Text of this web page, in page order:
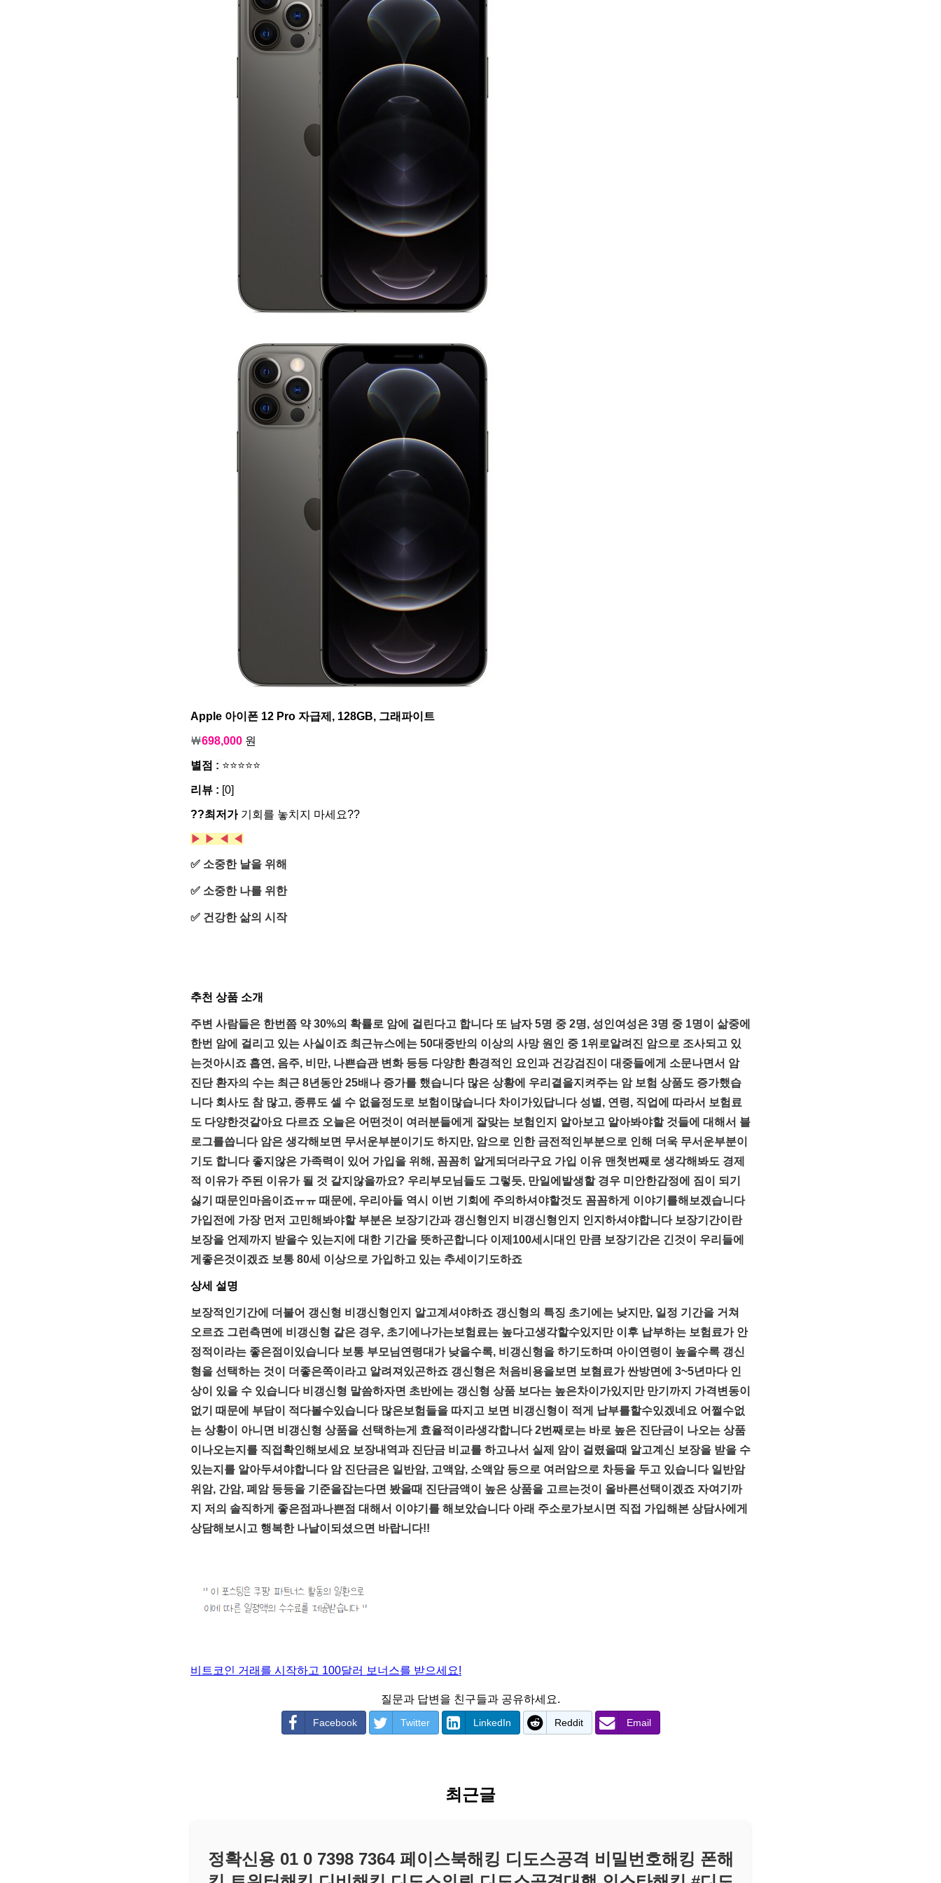
Apple 아이폰 12 Pro 자급제, 128GB, 그래파이트
￦698,000 원
별점 : ⭐⭐⭐⭐⭐
리뷰 : [0]
??최저가 기회를 놓치지 마세요??
▶ ▶ ◀ ◀
✅ 소중한 날을 위해
✅ 소중한 나를 위한
✅ 건강한 삶의 시작
추천 상품 소개
주변 사람들은 한번쯤 약 30%의 확률로 암에 걸린다고 합니다 또 남자 5명 중 2명, 성인여성은 3명 중 1명이 삶중에
한번 암에 걸리고 있는 사실이죠 최근뉴스에는 50대중반의 이상의 사망 원인 중 1위로알려진 암으로 조사되고 있
는것아시죠 흡연, 음주, 비만, 나쁜습관 변화 등등 다양한 환경적인 요인과 건강검진이 대중들에게 소문나면서 암
진단 환자의 수는 최근 8년동안 25배나 증가를 했습니다 많은 상황에 우리곁을지켜주는 암 보험 상품도 증가했습
니다 회사도 참 많고, 종류도 셀 수 없을정도로 보험이많습니다 차이가있답니다 성별, 연령, 직업에 따라서 보험료
도 다양한것같아요 다르죠 오늘은 어떤것이 여러분들에게 잘맞는 보험인지 알아보고 알아봐야할 것들에 대해서 블
로그를씁니다 암은 생각해보면 무서운부분이기도 하지만, 암으로 인한 금전적인부분으로 인해 더욱 무서운부분이
기도 합니다 좋지않은 가족력이 있어 가입을 위해, 꼼꼼히 알게되더라구요 가입 이유 맨첫번째로 생각해봐도 경제
적 이유가 주된 이유가 될 것 같지않을까요? 우리부모님들도 그렇듯, 만일에발생할 경우 미안한감정에 짐이 되기
싫기 때문인마음이죠ㅠㅠ 때문에, 우리아들 역시 이번 기회에 주의하셔야할것도 꼼꼼하게 이야기를해보겠습니다
가입전에 가장 먼저 고민해봐야할 부분은 보장기간과 갱신형인지 비갱신형인지 인지하셔야합니다 보장기간이란
보장을 언제까지 받을수 있는지에 대한 기간을 뜻하곤합니다 이제100세시대인 만큼 보장기간은 긴것이 우리들에
게좋은것이겠죠 보통 80세 이상으로 가입하고 있는 추세이기도하죠
상세 설명
보장적인기간에 더불어 갱신형 비갱신형인지 알고계셔야하죠 갱신형의 특징 초기에는 낮지만, 일정 기간을 거쳐
오르죠 그런측면에 비갱신형 같은 경우, 초기에나가는보험료는 높다고생각할수있지만 이후 납부하는 보험료가 안
정적이라는 좋은점이있습니다 보통 부모님연령대가 낮을수록, 비갱신형을 하기도하며 아이연령이 높을수록 갱신
형을 선택하는 것이 더좋은쪽이라고 알려져있곤하죠 갱신형은 처음비용을보면 보혐료가 싼방면에 3~5년마다 인
상이 있을 수 있습니다 비갱신형 말씀하자면 초반에는 갱신형 상품 보다는 높은차이가있지만 만기까지 가격변동이
없기 때문에 부담이 적다볼수있습니다 많은보험들을 따지고 보면 비갱신형이 적게 납부를할수있겠네요 어쩔수없
는 상황이 아니면 비갱신형 상품을 선택하는게 효율적이라생각합니다 2번째로는 바로 높은 진단금이 나오는 상품
이나오는지를 직접확인해보세요 보장내역과 진단금 비교를 하고나서 실제 암이 걸렸을때 알고계신 보장을 받을 수
있는지를 알아두셔야합니다 암 진단금은 일반암, 고액암, 소액암 등으로 여러암으로 차등을 두고 있습니다 일반암
위암, 간암, 폐암 등등을 기준을잡는다면 봤을때 진단금액이 높은 상품을 고르는것이 올바른선택이겠죠 자여기까
지 저의 솔직하게 좋은점과나쁜점 대해서 이야기를 해보았습니다 아래 주소로가보시면 직접 가입해본 상담사에게
상담해보시고 행복한 나날이되셨으면 바랍니다!!
비트코인 거래를 시작하고 100달러 보너스를 받으세요!
질문과 답변을 친구들과 공유하세요.
Facebook Twitter LinkedIn Reddit Email
최근글
정확신용 01 0 7398 7364 페이스북해킹 디도스공격 비밀번호해킹 폰해